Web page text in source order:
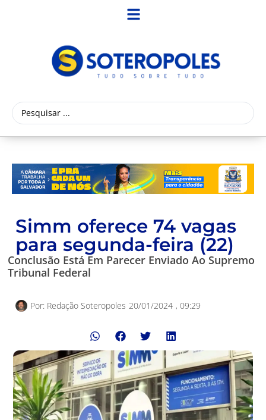
Simm oferece 74 vagas
para segunda-feira (22)
Conclusão Está Em Parecer Enviado Ao Supremo
Tribunal Federal
Por: Redação Soteropoles 20/01/2024 , 09:29